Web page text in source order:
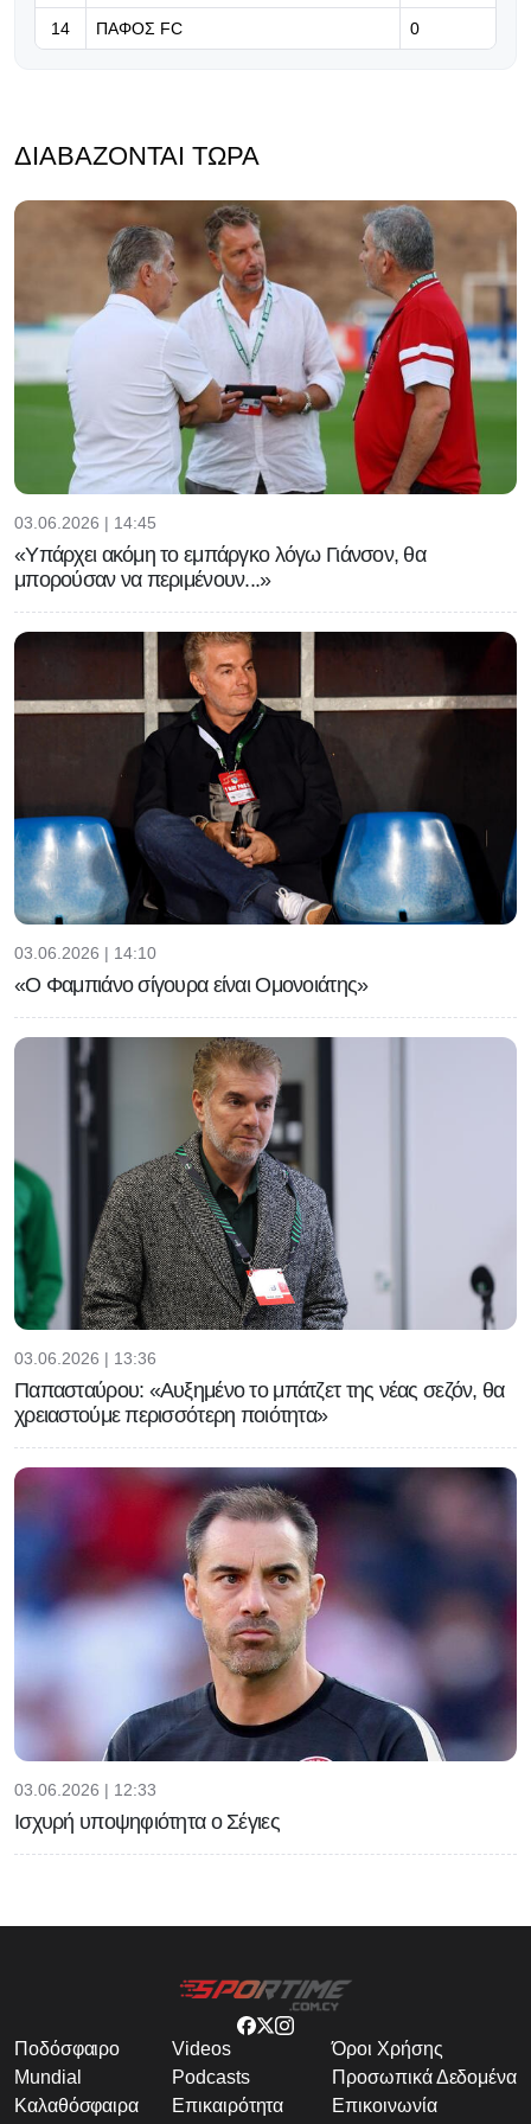
14 ΠΑΦΟΣ FC 0
ΔΙΑΒΆΖΟΝΤΑΙ ΤΏΡΑ
03.06.2026 | 14:45
«Υπάρχει ακόμη το εμπάργκο λόγω Γιάνσον, θα
μπορούσαν να περιμένουν...»
03.06.2026 | 14:10
«Ο Φαμπιάνο σίγουρα είναι Ομονοιάτης»
03.06.2026 | 13:36
Παπασταύρου: «Αυξημένο το μπάτζετ της νέας σεζόν, θα
χρειαστούμε περισσότερη ποιότητα»
03.06.2026 | 12:33
Ισχυρή υποψηφιότητα ο Σέγιες
Ποδόσφαιρο
Mundial
Καλαθόσφαιρα
Videos
Podcasts
Επικαιρότητα
Όροι Χρήσης
Προσωπικά Δεδομένα
Επικοινωνία